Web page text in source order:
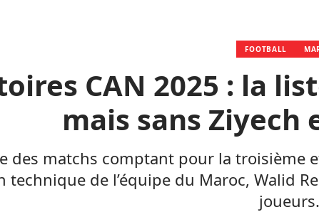
FOOTBALL
CAN 2025 : la
mais sans Ziyech
des matchs comptant pour la troisième
technique de l’équipe du Maroc, Walid
joueurs.